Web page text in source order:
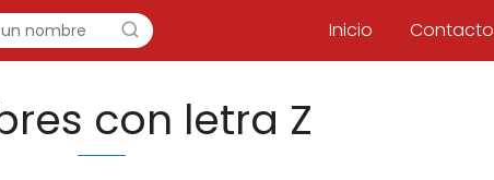
Inicio Contacto
con letra Z